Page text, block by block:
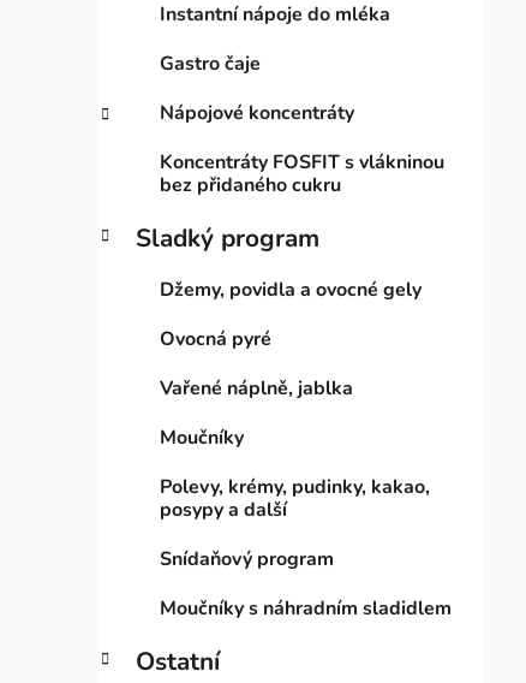
Instantní nápoje do mléka
Gastro čaje
Nápojové koncentráty
Koncentráty FOSFIT s vlákninou
bez přidaného cukru
Sladký program
Džemy, povidla a ovocné gely
Ovocná pyré
Vařené náplně, jablka
Moučníky
Polevy, krémy, pudinky, kakao,
posypy a další
Snídaňový program
Moučníky s náhradním sladidlem
Ostatní